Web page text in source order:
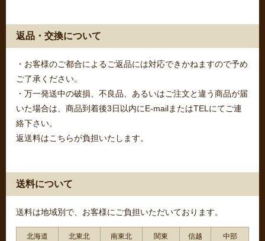
返品・交換について
・お客様のご都合によるご返品には対応できかねますので予め
ご了承ください。
・万一発送中の破損、不良品、あるいはご注文と違う商品が届
いた場合は、商品到着後3日以内にE-mailまたはTELにてご連
絡下さい。
返送料はこちらが負担いたします。
送料について
送料は地域別で、お客様にご負担いただいております。
北海道 北東北 南東北 関東 信越 中部